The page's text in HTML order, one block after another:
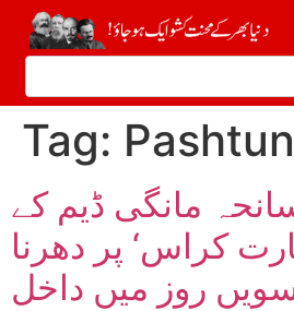
Tag:
مانگی ڈیم کے
کراس‘ پر دھرنا
روز میں داخل